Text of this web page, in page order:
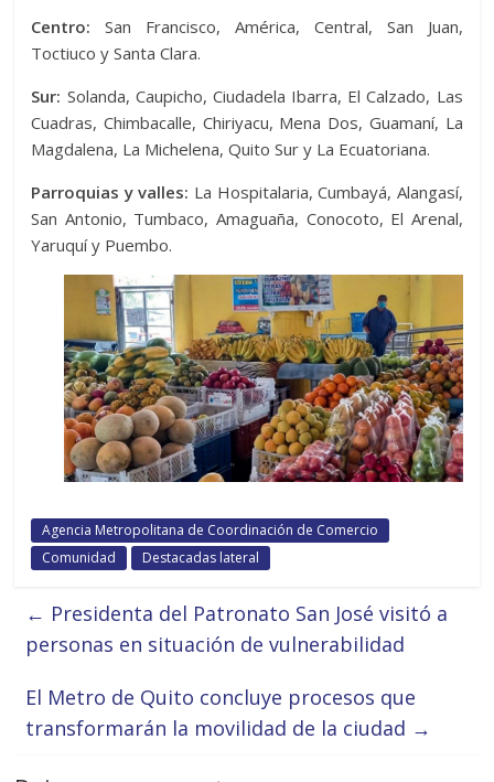
Centro: San Francisco, América, Central, San Juan,
Toctiuco y Santa Clara.
Sur: Solanda, Caupicho, Ciudadela Ibarra, El Calzado, Las
Cuadras, Chimbacalle, Chiriyacu, Mena Dos, Guamaní, La
Magdalena, La Michelena, Quito Sur y La Ecuatoriana.
Parroquias y valles: La Hospitalaria, Cumbayá, Alangasí,
San Antonio, Tumbaco, Amaguaña, Conocoto, El Arenal,
Yaruquí y Puembo.
Agencia Metropolitana de Coordinación de Comercio
Comunidad
Destacadas lateral
← Presidenta del Patronato San José visitó a
personas en situación de vulnerabilidad
El Metro de Quito concluye procesos que
transformarán la movilidad de la ciudad →